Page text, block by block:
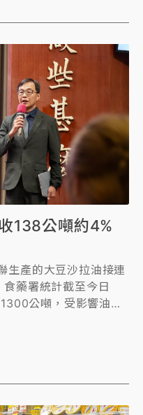
138公噸約4%
生產的大豆沙拉油接連
藥署統計截至今日
公噸，受影響油品
增至70.5公噸；5/12
量1305.9公噸，目前